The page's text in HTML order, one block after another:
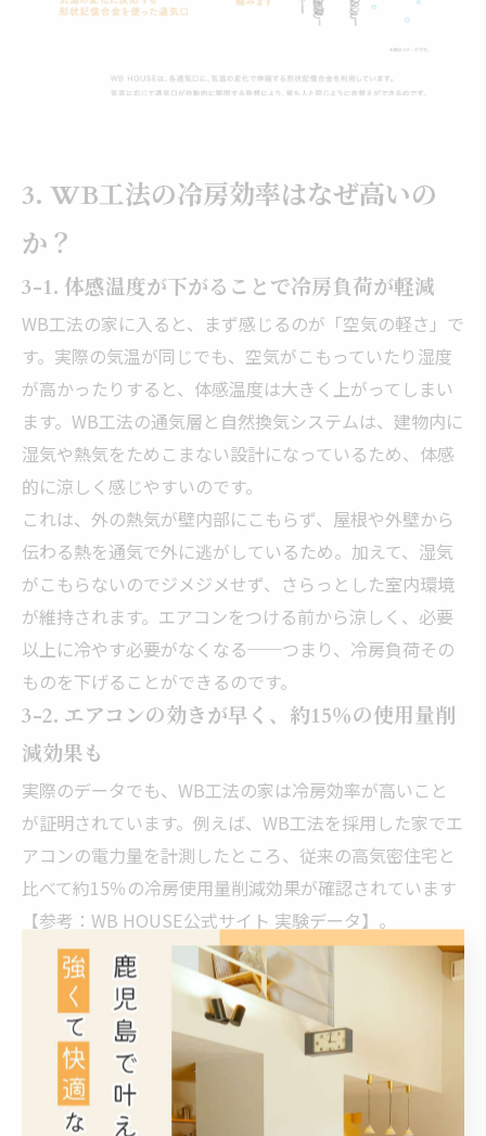
3. WB工法の冷房効率はなぜ高いの
か？
3-1. 体感温度が下がることで冷房負荷が軽減
WB工法の家に入ると、まず感じるのが「空気の軽さ」で
す。実際の気温が同じでも、空気がこもっていたり湿度
が高かったりすると、体感温度は大きく上がってしまい
ます。WB工法の通気層と自然換気システムは、建物内に
湿気や熱気をためこまない設計になっているため、体感
的に涼しく感じやすいのです。
これは、外の熱気が壁内部にこもらず、屋根や外壁から
伝わる熱を通気で外に逃がしているため。加えて、湿気
がこもらないのでジメジメせず、さらっとした室内環境
が維持されます。エアコンをつける前から涼しく、必要
以上に冷やす必要がなくなる──つまり、冷房負荷その
ものを下げることができるのです。
3-2. エアコンの効きが早く、約15％の使用量削
減効果も
実際のデータでも、WB工法の家は冷房効率が高いこと
が証明されています。例えば、WB工法を採用した家でエ
アコンの電力量を計測したところ、従来の高気密住宅と
比べて約15％の冷房使用量削減効果が確認されています
【参考：WB HOUSE公式サイト 実験データ】。
これは、WB工法により室内がすでに熱を持ちにくい構
造となっているため、エアコンの設定温度まで達する時
間が早く、稼働時間が短くなるためです。結果として電
気代の節約にもつながり、環境負荷の低減にも寄与しま
また、空気の動きが自然に設計されているため、エアコ